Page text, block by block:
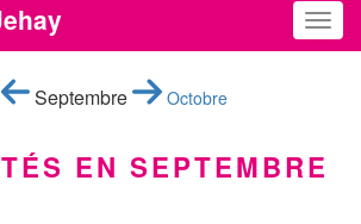
Septembre Octobre
EN SEPTEMBRE